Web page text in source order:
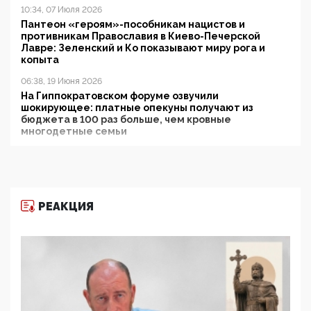
10:34, 07 Июля 2026
Пантеон «героям»-пособникам нацистов и
противникам Православия в Киево-Печерской
Лавре: Зеленский и Ко показывают миру рога и
копыта
06:38, 19 Июня 2026
На Гиппократовском форуме озвучили
шокирующее: платные опекуны получают из
бюджета в 100 раз больше, чем кровные
многодетные семьи
11:53, 09 Июня 2026
деятельность ИИТО ЮНЕСКО в России, но
цифроглобалисты продолжают определять
повестку в образовании
09:43, 01 Июня 2026
5G за счет здоровья граждан: Минцифры намерено
РЕАКЦИЯ